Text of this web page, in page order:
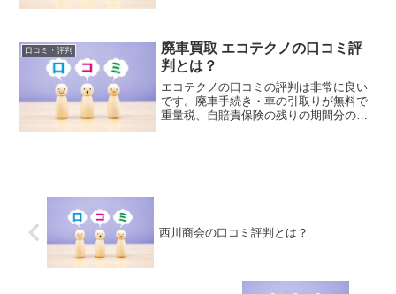
口コミ・評判
廃車買取 エコテクノの口コミ評
判とは？
エコテクノの口コミの評判は非常に良い
です。廃車手続き・車の引取りが無料で
重量税、自賠責保険の残りの期間分の返
西川商会の口コミ評判とは？